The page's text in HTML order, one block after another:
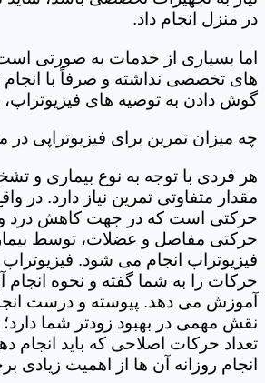
در منزل انجام داد.
اما بسیاری از خدمات به صورتی است
های تخصصی نداشته و صرفاً با
گوش دادن به توصیه های
چه میزان تمرین برای فیزیوتراپی
هر فردی با توجه به نوع بیماری و
مقدار متفاوتی تمرین نیاز دارد. در
حرکتی است که در جهت کاهش درد و
حرکتی مفاصل و عضلات، توسط
فیزیوتراپ انجام می شود. فیزیوتراپ
حرکات را به شما گفته و نحوه انجام
آموزش می دهد. پیوسته و درست
نقش مهمی در بهبود زودتر شما دارد؛
تعداد حرکات اصلاحی که باید انجام
انجام روزانه آن ها از اهمیت زیادی